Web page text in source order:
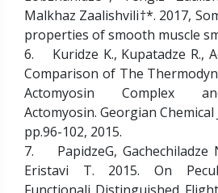
Malkhaz Zaalishvili†*. 2017,
properties of smooth muscle
6. Kuridze K., Kupatadze R.,
Comparison of The
Actomyosin Complex
Actomyosin. Georgian
pp.96-102, 2015.
7. PapidzeG, Gachechiladze
Eristavi T. 2015. On